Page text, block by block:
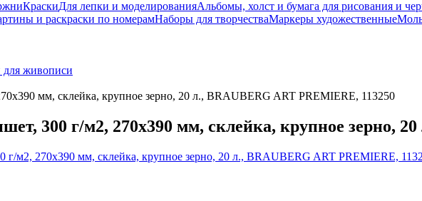
КраскиДля лепки и моделированияАльбомы, холст и бумага для рисования и
и раскраски по номерамНаборы для творчестваМаркеры художественные
для живописи
мм, склейка, крупное зерно, 20 л., BRAUBERG ART PREMIERE, 113250
300 г/м2, 270х390 мм, склейка, крупное зерно,